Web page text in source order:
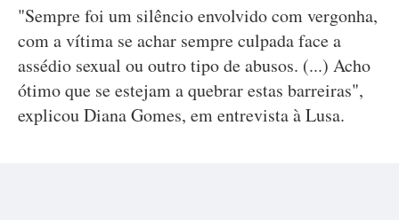
"Sempre foi um silêncio envolvido com vergonha,
com a vítima se achar sempre culpada face a
assédio sexual ou outro tipo de abusos. (...) Acho
ótimo que se estejam a quebrar estas barreiras",
explicou Diana Gomes, em entrevista à Lusa.